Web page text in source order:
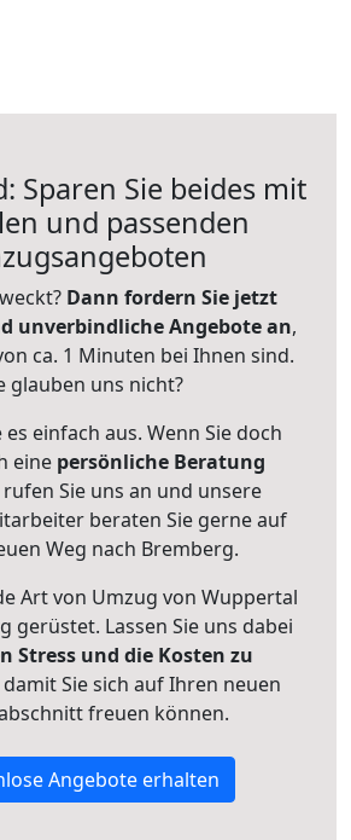
Sparen Sie beides mit
und passenden
Dann fordern Sie jetzt
unverbindliche Angebote an,
ca. 1 Minuten bei Ihnen sind.
glauben uns nicht?
einfach aus. Wenn Sie doch
eine persönliche Beratung
Sie uns an und unsere
beraten Sie gerne auf
Weg nach Bremberg.
Art von Umzug von Wuppertal
gerüstet. Lassen Sie uns dabei
Stress und die Kosten zu
damit Sie sich auf Ihren neuen
freuen können.
Angebote erhalten